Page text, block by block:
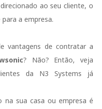
ao seu cliente, o
a empresa.
vantagens de contratar a
? Não? Então, veja
da N3 Systems já
na sua casa ou empresa é